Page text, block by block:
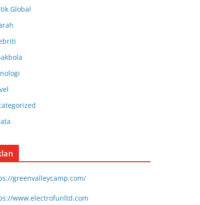
Global
greenvalleycamp.com/
www.electrofunltd.com